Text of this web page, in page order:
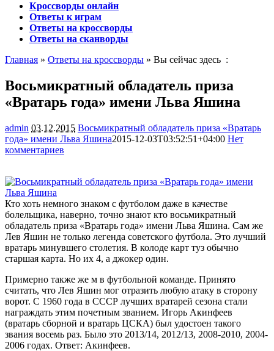
Кроссворды онлайн
Ответы к играм
Ответы на кроссворды
Ответы на сканворды
Главная » Ответы на кроссворды » Вы сейчас здесь :
Восьмикратный обладатель приза
«Вратарь года» имени Льва Яшина
admin 03.12.2015 Восьмикратный обладатель приза «Вратарь
года» имени Льва Яшина2015-12-03T03:52:51+04:00 Нет
комментариев
Кто хоть немного знаком с футболом даже в качестве
болельщика, наверно, точно знают кто восьмикратный
обладатель приза «Вратарь года» имени Льва Яшина. Сам же
Лев Яшин не только легенда советского футбола. Это лучший
вратарь минувшего столетия. В колоде карт туз обычно
старшая карта. Но их 4, а джокер один.
Примерно также же м в футбольной команде. Принято
считать, что Лев Яшин мог отразить любую атаку в сторону
ворот. С 1960 года в СССР лучших вратарей сезона стали
награждать этим почетным званием. Игорь Акинфеев
(вратарь сборной и вратарь ЦСКА) был удостоен такого
звания восемь раз. Было это 2013/14, 2012/13, 2008-2010, 2004-
2006 годах. Ответ: Акинфеев.